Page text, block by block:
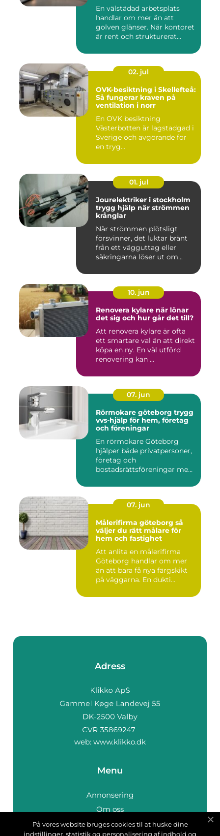
En välstädad arbetsplats
handlar om mer än att
golven glänser. När kontoret
är rent och strukturerat...
02. jul
OVK-besiktning i Skellefteå:
Så fungerar kraven på
ventilation i norr
En OVK besiktning
Västerbotten är lagstadgad i
Sverige och avgörande för
en tryg...
01. jul
Jourelektriker i stockholm
trygg hjälp när strömmen
krånglar
När strömmen plötsligt
försvinner, det luktar bränt
från ett vägguttag eller
säkringarna löser ut om...
10. jun
Renovera kylare när lönar
det sig och hur går det till?
Att renovera kylare är ofta
ett smartare val än att direkt
köpa en ny. En väl utförd
renovering kan ...
07. jun
Rörmokare göteborg trygg
vvs-hjälp för hem, företag
och föreningar
En rörmokare Göteborg
hjälper både privatpersoner,
företag och
bostadsrättsföreningar med
07. jun
Målerifirma göteborg så
väljer du rätt målare för
hem och fastighet
Att anlita en målerifirma
Göteborg handlar om mer
än att bara få nya färgskikt
på väggarna. En dukti...
Adress
web: www.klikko.dk
Menu
Annonsering
Om oss
Cookies
På vores website bruges cookies til at huske dine
indstillinger, statistik og personalisering af indhold og